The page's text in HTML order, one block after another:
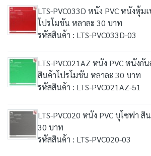
LTS-PVC033D หนัง PVC หนังหุ้ม
โปรโมชัน หลาละ 30 บาท
รหัสสินค้า : LTS-PVC033D-03
LTS-PVC021AZ หนัง PVC หนังกั
สินค้าโปรโมชัน หลาละ 30 บาท
รหัสสินค้า : LTS-PVC021AZ-51
LTS-PVC020 หนัง PVC บุโซฟา
30 บาท
รหัสสินค้า : LTS-PVC020-03